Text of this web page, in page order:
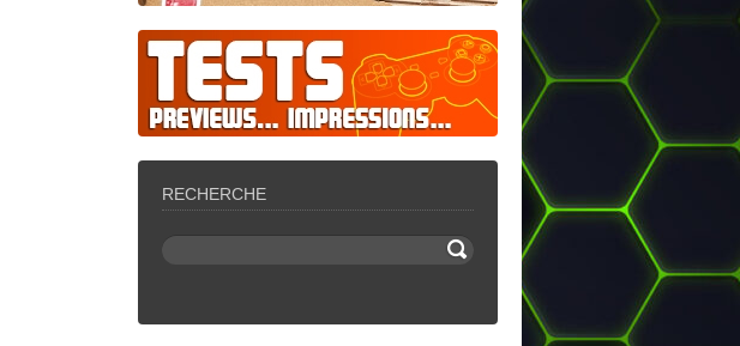
RECHERCHE